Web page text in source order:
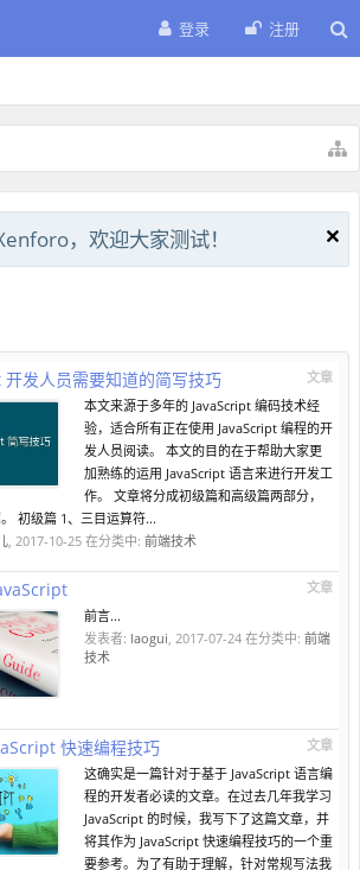
登录 注册
，欢迎大家测试！
文章
开发人员需要知道的简写技巧
本文来源于多年的 JavaScript 编码技术经
验，适合所有正在使用 JavaScript 编程的开
发人员阅读。 本文的目的在于帮助大家更
加熟练的运用 JavaScript 语言来进行开发工
作。 文章将分成初级篇和高级篇两部分，
初级篇 1、三目运算符...
, 2017-10-25 在分类中: 前端技术
文章
前言...
发表者: laogui, 2017-07-24 在分类中: 前端
技术
文章
快速编程技巧
这确实是一篇针对于基于 JavaScript 语言编
程的开发者必读的文章。在过去几年我学习
JavaScript 的时候，我写下了这篇文章，并
将其作为 JavaScript 快速编程技巧的一个重
要参考。为了有助于理解，针对常规写法我